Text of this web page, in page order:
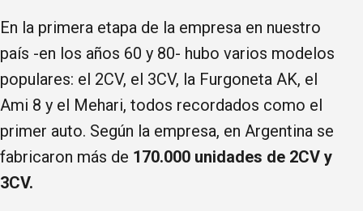
En la primera etapa de la empresa en nuestro
país -en los años 60 y 80- hubo varios modelos
populares: el 2CV, el 3CV, la Furgoneta AK, el
Ami 8 y el Mehari, todos recordados como el
primer auto. Según la empresa, en Argentina se
fabricaron más de 170.000 unidades de 2CV y
3CV.